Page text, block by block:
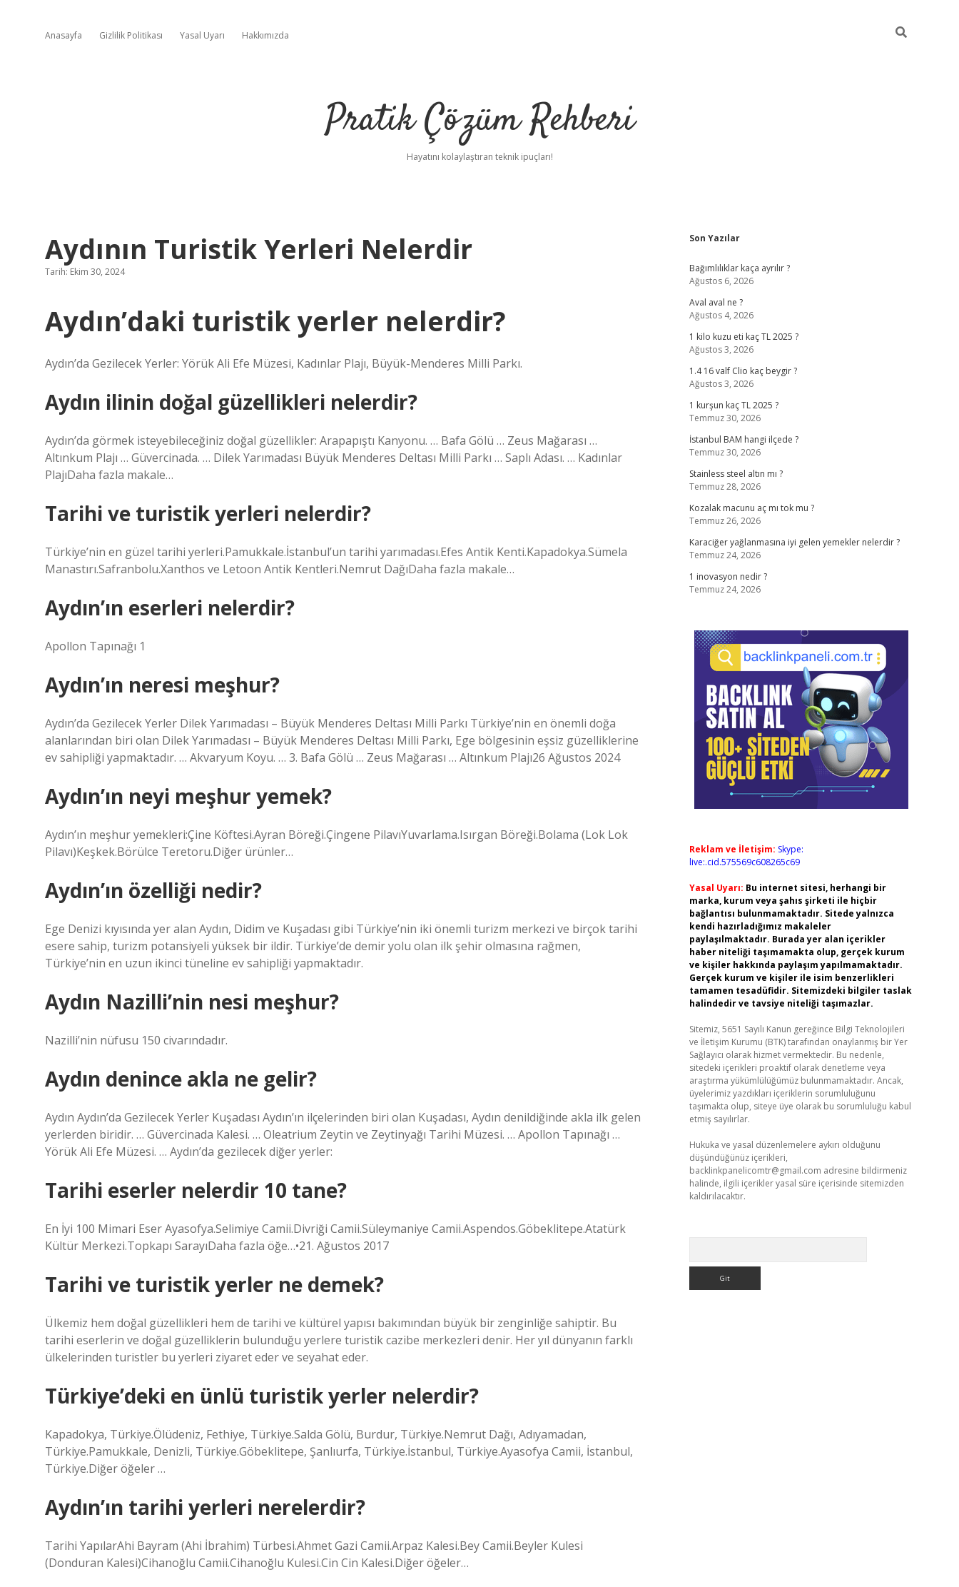
Anasayfa Gizlilik Politikası Yasal Uyarı Hakkımızda
Pratik Çözüm Rehberi
Hayatını kolaylaştıran teknik ipuçları!
Aydının Turistik Yerleri Nelerdir
Tarih: Ekim 30, 2024
Aydın’daki turistik yerler nelerdir?
Aydın’da Gezilecek Yerler: Yörük Ali Efe Müzesi, Kadınlar Plajı, Büyük-Menderes Milli Parkı.
Aydın ilinin doğal güzellikleri nelerdir?
Aydın’da görmek isteyebileceğiniz doğal güzellikler: Arapapıştı Kanyonu. … Bafa Gölü … Zeus Mağarası …
Altınkum Plajı … Güvercinada. … Dilek Yarımadası Büyük Menderes Deltası Milli Parkı … Saplı Adası. … Kadınlar
PlajıDaha fazla makale…
Tarihi ve turistik yerleri nelerdir?
Türkiye’nin en güzel tarihi yerleri.Pamukkale.İstanbul’un tarihi yarımadası.Efes Antik Kenti.Kapadokya.Sümela
Manastırı.Safranbolu.Xanthos ve Letoon Antik Kentleri.Nemrut DağıDaha fazla makale…
Aydın’ın eserleri nelerdir?
Apollon Tapınağı 1
Aydın’ın neresi meşhur?
Aydın’da Gezilecek Yerler Dilek Yarımadası – Büyük Menderes Deltası Milli Parkı Türkiye’nin en önemli doğa
alanlarından biri olan Dilek Yarımadası – Büyük Menderes Deltası Milli Parkı, Ege bölgesinin eşsiz güzelliklerine
ev sahipliği yapmaktadır. … Akvaryum Koyu. … 3. Bafa Gölü … Zeus Mağarası … Altınkum Plajı26 Ağustos 2024
Aydın’ın neyi meşhur yemek?
Aydın’ın meşhur yemekleri:Çine Köftesi.Ayran Böreği.Çingene PilavıYuvarlama.Isırgan Böreği.Bolama (Lok Lok
Pilavı)Keşkek.Börülce Teretoru.Diğer ürünler…
Aydın’ın özelliği nedir?
Ege Denizi kıyısında yer alan Aydın, Didim ve Kuşadası gibi Türkiye’nin iki önemli turizm merkezi ve birçok tarihi
esere sahip, turizm potansiyeli yüksek bir ildir. Türkiye’de demir yolu olan ilk şehir olmasına rağmen,
Türkiye’nin en uzun ikinci tüneline ev sahipliği yapmaktadır.
Aydın Nazilli’nin nesi meşhur?
Nazilli’nin nüfusu 150 civarındadır.
Aydın denince akla ne gelir?
Aydın Aydın’da Gezilecek Yerler Kuşadası Aydın’ın ilçelerinden biri olan Kuşadası, Aydın denildiğinde akla ilk gelen
yerlerden biridir. … Güvercinada Kalesi. … Oleatrium Zeytin ve Zeytinyağı Tarihi Müzesi. … Apollon Tapınağı …
Yörük Ali Efe Müzesi. … Aydın’da gezilecek diğer yerler:
Tarihi eserler nelerdir 10 tane?
En İyi 100 Mimari Eser Ayasofya.Selimiye Camii.Divriği Camii.Süleymaniye Camii.Aspendos.Göbeklitepe.Atatürk
Kültür Merkezi.Topkapı SarayıDaha fazla öğe…•21. Ağustos 2017
Tarihi ve turistik yerler ne demek?
Ülkemiz hem doğal güzellikleri hem de tarihi ve kültürel yapısı bakımından büyük bir zenginliğe sahiptir. Bu
tarihi eserlerin ve doğal güzelliklerin bulunduğu yerlere turistik cazibe merkezleri denir. Her yıl dünyanın farklı
ülkelerinden turistler bu yerleri ziyaret eder ve seyahat eder.
Türkiye’deki en ünlü turistik yerler nelerdir?
Kapadokya, Türkiye.Ölüdeniz, Fethiye, Türkiye.Salda Gölü, Burdur, Türkiye.Nemrut Dağı, Adıyamadan,
Türkiye.Pamukkale, Denizli, Türkiye.Göbeklitepe, Şanlıurfa, Türkiye.İstanbul, Türkiye.Ayasofya Camii, İstanbul,
Türkiye.Diğer öğeler …
Aydın’ın tarihi yerleri nerelerdir?
Tarihi YapılarAhi Bayram (Ahi İbrahim) Türbesi.Ahmet Gazi Camii.Arpaz Kalesi.Bey Camii.Beyler Kulesi
(Donduran Kalesi)Cihanoğlu Camii.Cihanoğlu Kulesi.Cin Cin Kalesi.Diğer öğeler…
Sidebar
Son Yazılar
Bağımlılıklar kaça ayrılır ?
Ağustos 6, 2026
Aval aval ne ?
Ağustos 4, 2026
1 kilo kuzu eti kaç TL 2025 ?
Ağustos 3, 2026
1.4 16 valf Clio kaç beygir ?
Ağustos 3, 2026
1 kurşun kaç TL 2025 ?
Temmuz 30, 2026
İstanbul BAM hangi ilçede ?
Temmuz 30, 2026
Stainless steel altın mı ?
Temmuz 28, 2026
Kozalak macunu aç mı tok mu ?
Temmuz 26, 2026
Karaciğer yağlanmasına iyi gelen yemekler nelerdir ?
Temmuz 24, 2026
1 inovasyon nedir ?
Temmuz 24, 2026
Reklam ve İletişim: Skype:
live:.cid.575569c608265c69
Yasal Uyarı: Bu internet sitesi, herhangi bir
marka, kurum veya şahıs şirketi ile hiçbir
bağlantısı bulunmamaktadır. Sitede yalnızca
kendi hazırladığımız makaleler
paylaşılmaktadır. Burada yer alan içerikler
haber niteliği taşımamakta olup, gerçek kurum
ve kişiler hakkında paylaşım yapılmamaktadır.
Gerçek kurum ve kişiler ile isim benzerlikleri
tamamen tesadüfidir. Sitemizdeki bilgiler taslak
halindedir ve tavsiye niteliği taşımazlar.
Sitemiz, 5651 Sayılı Kanun gereğince Bilgi Teknolojileri
ve İletişim Kurumu (BTK) tarafından onaylanmış bir Yer
Sağlayıcı olarak hizmet vermektedir. Bu nedenle,
sitedeki içerikleri proaktif olarak denetleme veya
araştırma yükümlülüğümüz bulunmamaktadır. Ancak,
üyelerimiz yazdıkları içeriklerin sorumluluğunu
taşımakta olup, siteye üye olarak bu sorumluluğu kabul
etmiş sayılırlar.
Hukuka ve yasal düzenlemelere aykırı olduğunu
düşündüğünüz içerikleri,
backlinkpanelicomtr@gmail.com adresine bildirmeniz
halinde, ilgili içerikler yasal süre içerisinde sitemizden
kaldırılacaktır.